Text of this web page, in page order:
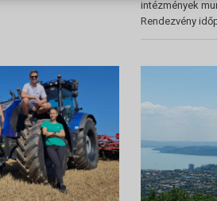
intézmények
Rendezvény